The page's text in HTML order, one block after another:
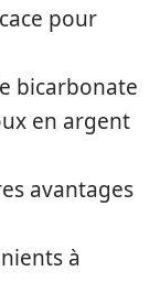
pour
bicarbonate
en argent
avantages
à